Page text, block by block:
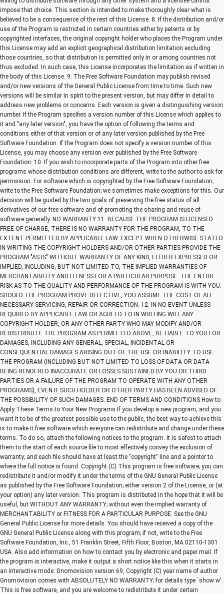
Copyright (C) This program is free software; you can
redistribute it and/or modify it under the terms of the GNU General Public License
as published by the Free Software Foundation; either version 2 of the License, or (at
your option) any later version. This program is distributed in the hope that it will be
useful, but WITHOUT ANY WARRANTY; without even the implied warranty of
MERCHANTABILITY or FITNESS FOR A PARTICULAR PURPOSE. See the GNU
General Public License for more details. You should have received a copy of the
GNU General Public License along with this program; if not, write to the Free
Software Foundation, Inc., 51 Franklin Street, Fifth Floor, Boston, MA 02110-1301
USA. Also add information on how to contact you by electronic and paper mail. If
the program is interactive, make it output a short notice like this when it starts in
an interactive mode: Gnomovision version 69, Copyright (C) year name of author
Gnomovision comes with ABSOLUTELY NO WARRANTY; for details type `show w'.
This is free software, and you are welcome to redistribute it under certain